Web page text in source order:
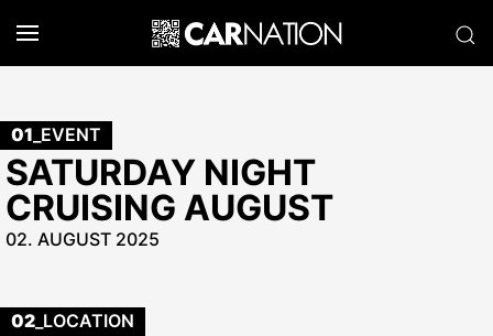
01 _EVENT
SATURDAY NIGHT
CRUISING AUGUST
02. AUGUST 2025
02 _LOCATION